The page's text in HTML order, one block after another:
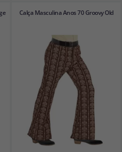
Calça Masculina Anos 70 Groovy Old